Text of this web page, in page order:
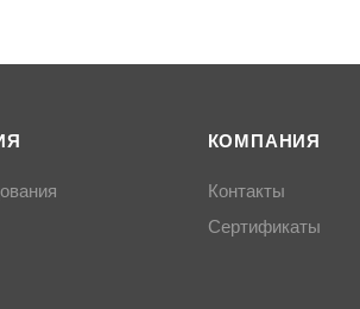
КОМПАНИЯ
Контакты
Сертификаты